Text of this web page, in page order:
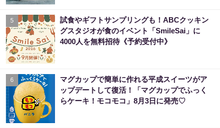
5
試食やギフトサンプリングも！ABCクッキン
グスタジオが食のイベント「SmileSai」に
4000人を無料招待《予約受付中》
6
マグカップで簡単に作れる平成スイーツがア
ップデートして復活！「マグカップでふっく
らケーキ！モコモコ」8月3日に発売♡